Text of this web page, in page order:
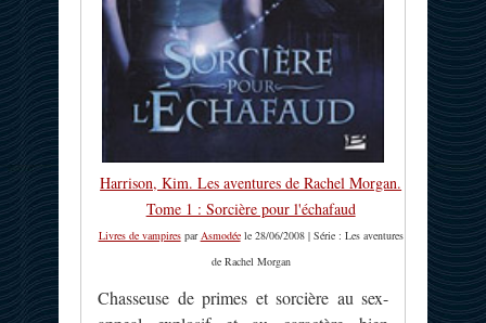
Harrison, Kim. Les aventures de Rachel Morgan.
Tome 1 : Sorcière pour l'échafaud
Livres de vampiresparAsmodéele 28/06/2008 | Série : Les aventures
de Rachel Morgan
Chasseuse de primes et sorcière au sex-